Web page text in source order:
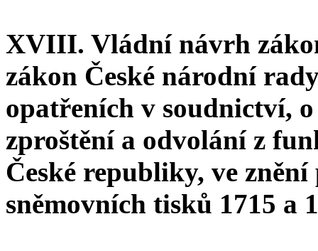
XVIII. Vládní návrh
zákon České národní
opatřeních v soudnictví,
zproštění a odvolání z
České republiky, ve
sněmovních tisků 1715 a